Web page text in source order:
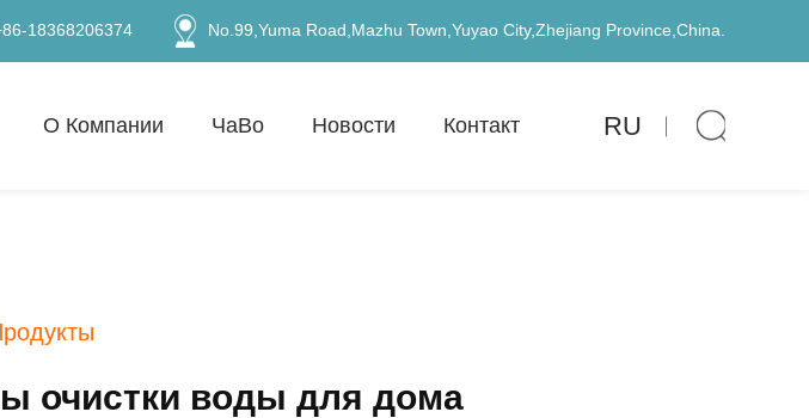
18368206374 No.99,Yuma Road,Mazhu Town,Yuyao City,Zhejiang Province,China.
О Компании ЧаВо Новости Контакт RU
очистки воды для дома